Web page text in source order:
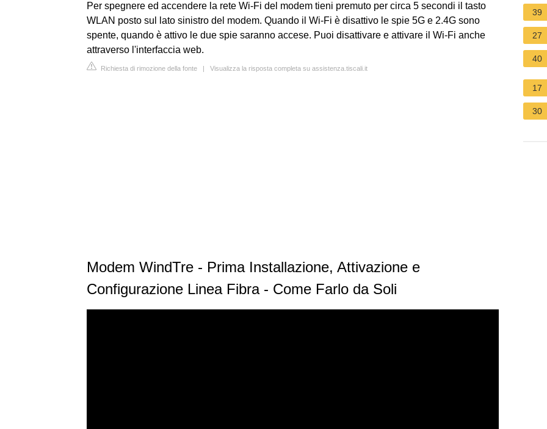
Per spegnere ed accendere la rete Wi-Fi del modem tieni premuto per circa 5 secondi il tasto
WLAN posto sul lato sinistro del modem. Quando il Wi-Fi è disattivo le spie 5G e 2.4G sono
spente, quando è attivo le due spie saranno accese. Puoi disattivare e attivare il Wi-Fi anche
attraverso l'interfaccia web.
Richiesta di rimozione della fonte | Visualizza la risposta completa su assistenza.tiscali.it
Modem WindTre - Prima Installazione, Attivazione e
Configurazione Linea Fibra - Come Farlo da Soli
39
27
40
17
30